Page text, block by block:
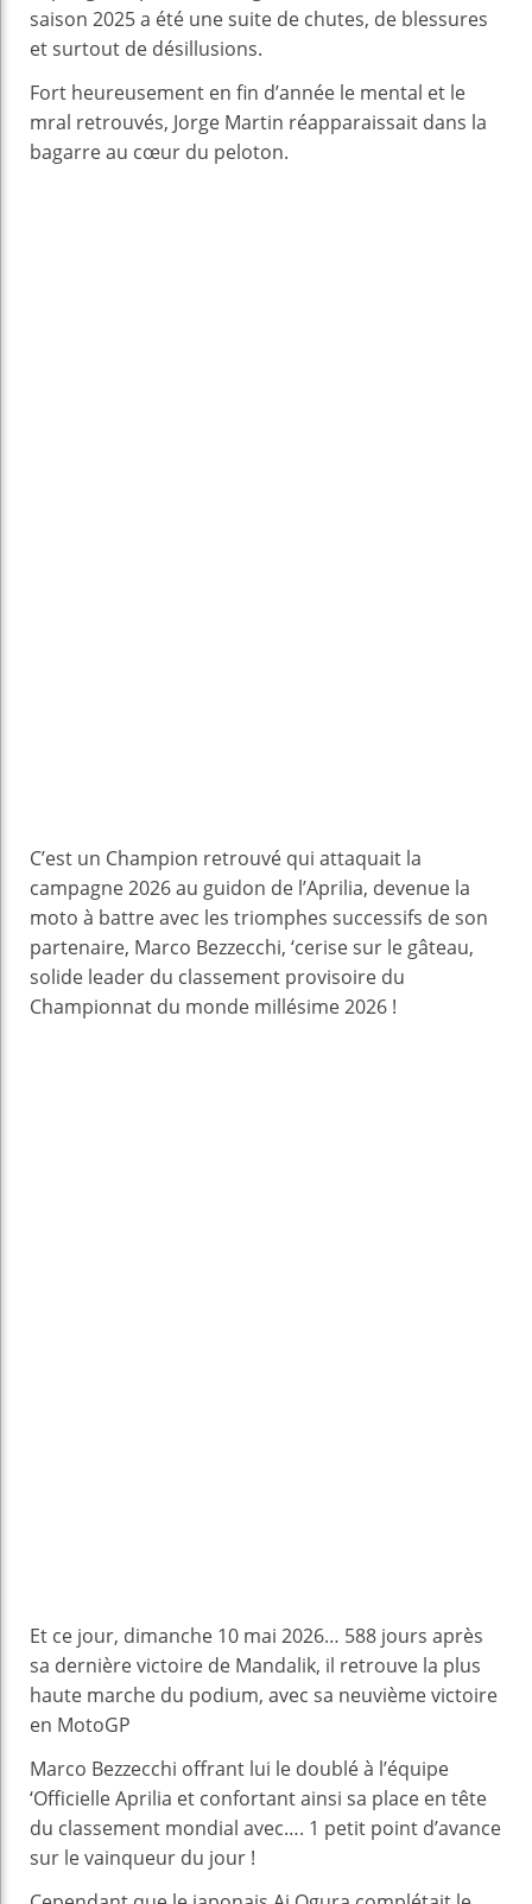
saison 2025 a été une suite de chutes, de blessures
et surtout de désillusions.
Fort heureusement en fin d’année le mental et le
mral retrouvés, Jorge Martin réapparaissait dans la
bagarre au cœur du peloton.
C’est un Champion retrouvé qui attaquait la
campagne 2026 au guidon de l’Aprilia, devenue la
moto à battre avec les triomphes successifs de son
partenaire, Marco Bezzecchi, ‘cerise sur le gâteau,
solide leader du classement provisoire du
Championnat du monde millésime 2026 !
Et ce jour, dimanche 10 mai 2026… 588 jours après
sa dernière victoire de Mandalik, il retrouve la plus
haute marche du podium, avec sa neuvième victoire
en MotoGP
Marco Bezzecchi offrant lui le doublé à l’équipe
‘Officielle Aprilia et confortant ainsi sa place en tête
du classement mondial avec…. 1 petit point d’avance
sur le vainqueur du jour !